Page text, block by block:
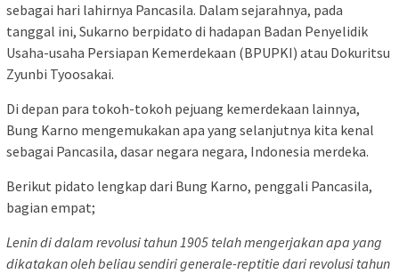
sebagai hari lahirnya Pancasila. Dalam sejarahnya, pada
tanggal ini, Sukarno berpidato di hadapan Badan Penyelidik
Usaha-usaha Persiapan Kemerdekaan (BPUPKI) atau Dokuritsu
Zyunbi Tyoosakai.
Di depan para tokoh-tokoh pejuang kemerdekaan lainnya,
Bung Karno mengemukakan apa yang selanjutnya kita kenal
sebagai Pancasila, dasar negara negara, Indonesia merdeka.
Berikut pidato lengkap dari Bung Karno, penggali Pancasila,
bagian empat;
Lenin di dalam revolusi tahun 1905 telah mengerjakan apa yang
dikatakan oleh beliau sendiri generale-reptitie dari revolusi tahun